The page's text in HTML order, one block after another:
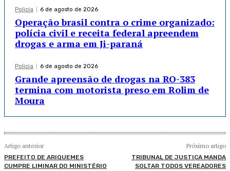
Policia 6 de agosto de 2026
Operação brasil contra o crime organizado:
polícia civil e receita federal apreendem
drogas e arma em Ji-paraná
Policia 6 de agosto de 2026
Grande apreensão de drogas na RO-383
termina com motorista preso em Rolim de
Moura
Artigo anterior
PREFEITO DE ARIQUEMES
CUMPRE LIMINAR DO MINISTÉRIO
Próximo artigo
TRIBUNAL DE JUSTIÇA MANDA
SOLTAR TODOS VEREADORES